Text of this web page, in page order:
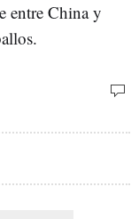
entre China y